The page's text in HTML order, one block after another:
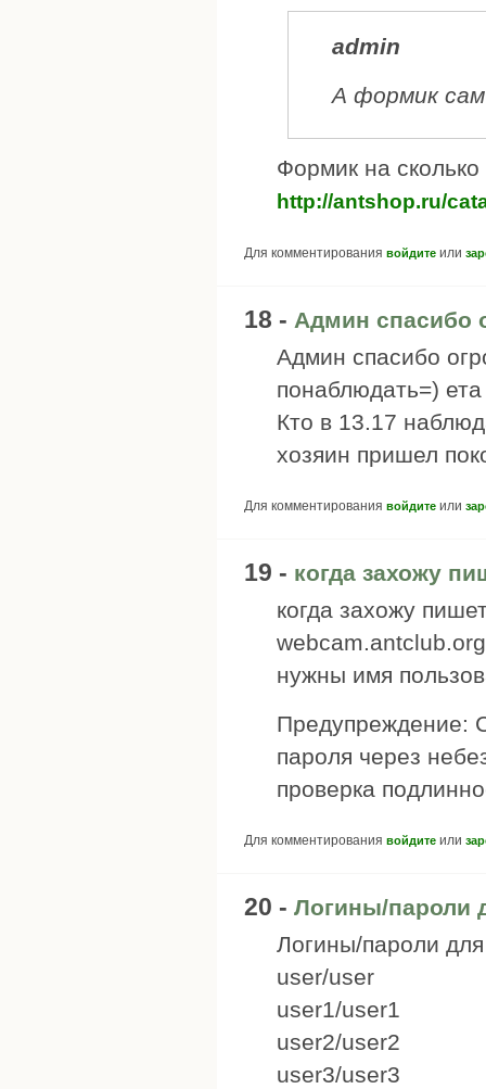
admin
А формик
Формик на сколько
http://antshop.ru/
Для комментирования войдите или
18 - Админ спасибо
Админ спасибо
понаблюдать=) ета
Кто в 13.17
хозяин пришел
Для комментирования войдите или
19 - когда захожу
когда захожу
нужны имя
Предупреждение:
пароля через
проверка
Для комментирования войдите или
20 - Логины/пароли
Логины/пароли
user/user
user1/user1
user2/user2
user3/user3